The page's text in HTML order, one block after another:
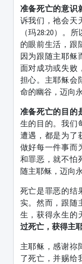
准备死亡的意识
诉我们，祂会天
（玛28:20）。
的眼前生活，跟
因为跟随主耶稣
面对成功或失败
担心。主耶稣会
命的幽谷，迈向
准备死亡的目的
生的目的。我们
遭遇，都是为了
做好每一件事而
和罪恶，就不怕
随主耶稣，迈向永
死亡是罪恶的结
实。然而，跟随
生，获得永生的
过死亡，获得主
主耶稣，感谢祢
了死亡，并赐给